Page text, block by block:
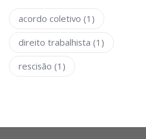
acordo coletivo (1)
direito trabalhista (1)
rescisão (1)